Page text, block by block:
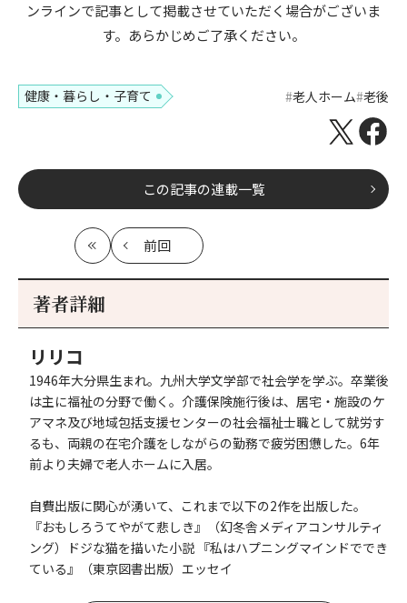
ンラインで記事として掲載させていただく場合がございま
す。あらかじめご了承ください。
健康・暮らし・子育て 老人ホーム 老後
この記事の連載一覧
最
初
前回
記
著者詳細
リリコ
1946年大分県生まれ。九州大学文学部で社会学を学ぶ。卒業後
は主に福祉の分野で働く。介護保険施行後は、居宅・施設のケ
アマネ及び地域包括支援センターの社会福祉士職として就労す
るも、両親の在宅介護をしながらの勤務で疲労困憊した。6年
前より夫婦で老人ホームに入居。
自費出版に関心が湧いて、これまで以下の2作を出版した。
『おもしろうてやがて悲しき』（幻冬舎メディアコンサルティ
ング）ドジな猫を描いた小説 『私はハプニングマインドででき
ている』（東京図書出版）エッセイ